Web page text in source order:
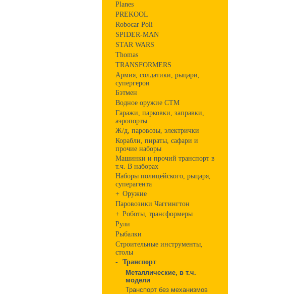
Planes
PREKOOL
Robocar Poli
SPIDER-MAN
STAR WARS
Thomas
TRANSFORMERS
Армия, солдатики, рыцари,
супергерои
Бэтмен
Водное оружие СТМ
Гаражи, парковки, заправки,
аэропорты
Ж/д, паровозы, электрички
Корабли, пираты, сафари и
прочие наборы
Машинки и прочий транспорт в
т.ч. В наборах
Наборы полицейского, рыцаря,
суперагента
+ Оружие
Паровозики Чаггингтон
+ Роботы, трансформеры
Рули
Рыбалки
Строительные инструменты,
столы
- Транспорт
Металлические, в т.ч.
модели
Транспорт без механизмов